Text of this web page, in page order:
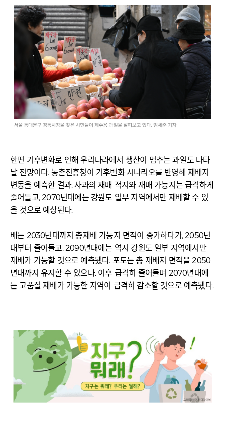
한편 기후변화로 인해 우리나라에서 생산이 멈추는 과일도 나타
날 전망이다. 농촌진흥청이 기후변화 시나리오를 반영해 재배지
변동을 예측한 결과, 사과의 재배 적지와 재배 가능지는 급격하게
줄어들고, 2070년대에는 강원도 일부 지역에서만 재배할 수 있
을 것으로 예상된다.
배는 2030년대까지 총재배 가능지 면적이 증가하다가, 2050년
대부터 줄어들고, 2090년대에는 역시 강원도 일부 지역에서만
재배가 가능할 것으로 예측됐다. 포도는 총 재배지 면적을 2050
년대까지 유지할 수 있으나, 이후 급격히 줄어들며 2070년대에
는 고품질 재배가 가능한 지역이 급격히 감소할 것으로 예측됐다.